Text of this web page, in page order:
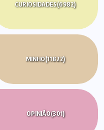
CURIOSIDADES(6982)
MINHO(11822)
OPINIÃO(301)